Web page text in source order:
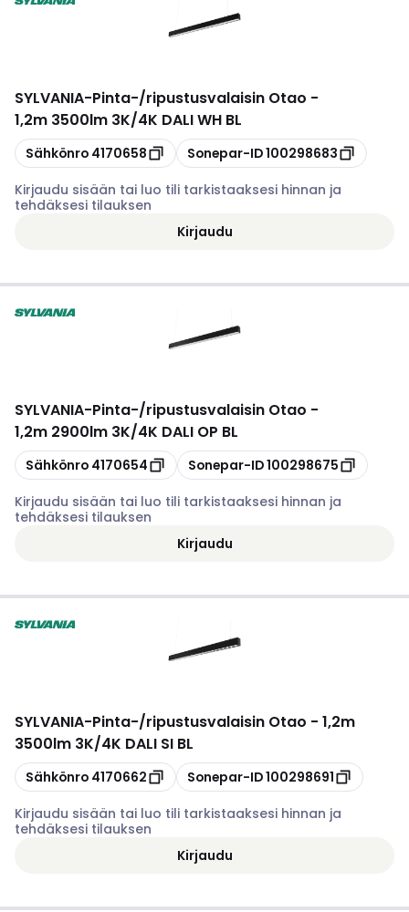
SYLVANIA-Pinta-/ripustusvalaisin Otao -
1,2m 3500lm 3K/4K DALI WH BL
Kopioi
Sähkönro 4170658 Kopioi
Sonepar-ID100298683
Kirjaudu sisään tai luo tili tarkistaaksesi hinnan ja
tehdäksesi tilauksen
Kirjaudu
SYLVANIA-Pinta-/ripustusvalaisin Otao -
1,2m 2900lm 3K/4K DALI OP BL
Kopioi
Sähkönro 4170654 Kopioi
Sonepar-ID100298675
Kirjaudu sisään tai luo tili tarkistaaksesi hinnan ja
tehdäksesi tilauksen
Kirjaudu
SYLVANIA-Pinta-/ripustusvalaisin Otao - 1,2m
3500lm 3K/4K DALI SI BL
Kopioi
Sähkönro 4170662 Kopioi
Sonepar-ID100298691
Kirjaudu sisään tai luo tili tarkistaaksesi hinnan ja
tehdäksesi tilauksen
Kirjaudu